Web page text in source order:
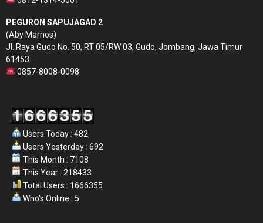
PEGURON SAPUJAGAD 2
(Aby Marnos)
Jl. Raya Gudo No. 50, RT 05/RW 03, Gudo, Jombang, Jawa Timur
61453
0857-8008-0098
Users Today : 482
Users Yesterday : 692
This Month : 7108
This Year : 218433
Total Users : 1666355
Who's Online : 5